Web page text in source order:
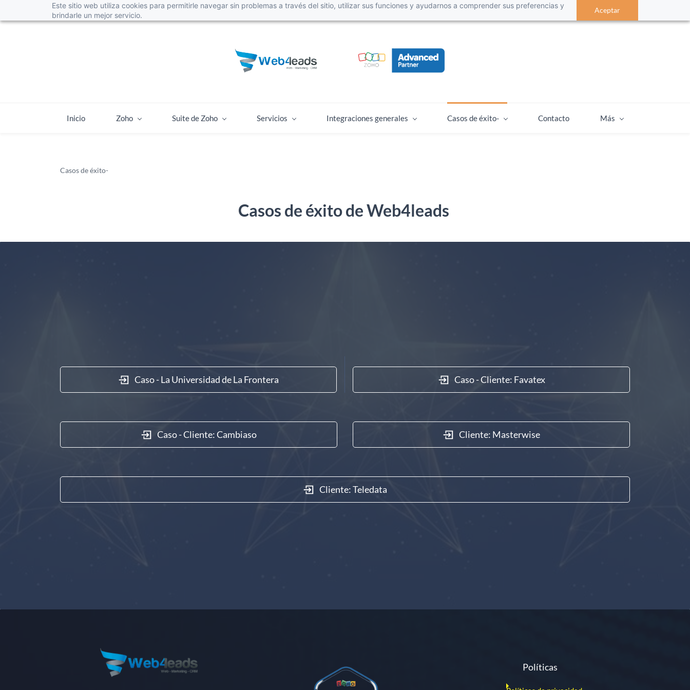
Este sitio web utiliza cookies para permitirle navegar sin problemas a través del sitio, utilizar sus funciones y ayudarnos a comprender sus preferencias y
brindarle un mejor servicio.
Aceptar
info@web4leads.cl +56225952873
Inicio Zoho Suite de Zoho Servicios Integraciones generales Casos de éxito- Contacto Más
Casos de éxito-
Casos de éxito de Web4leads
Caso - La Universidad de La Frontera Caso - Cliente: Favatex
Caso - Cliente: Cambiaso Cliente: Masterwise
Cliente: Teledata
Políticas